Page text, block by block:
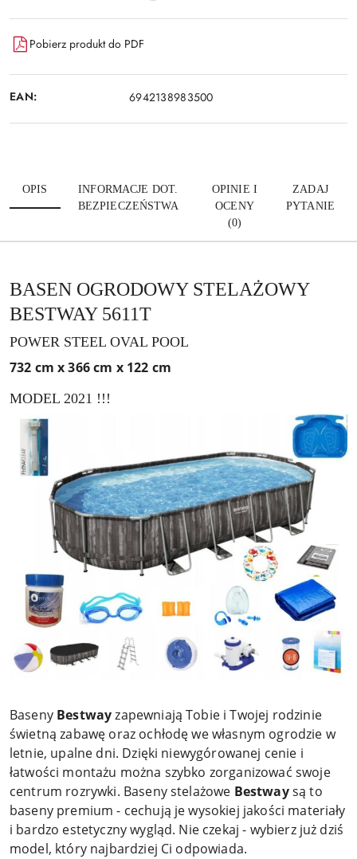
Pobierz produkt do PDF
EAN: 6942138983500
OPIS
INFORMACJE DOT.
BEZPIECZEŃSTWA
OPINIE I
OCENY
(0)
ZADAJ
PYTANIE
BASEN OGRODOWY STELAŻOWY
BESTWAY 5611T
POWER STEEL OVAL POOL
732 cm x 366 cm x 122 cm
MODEL 2021 !!!
Baseny Bestwayzapewniają Tobie i Twojej rodzinie
świetną zabawę oraz ochłodę we własnym ogrodzie w
letnie, upalne dni. Dzięki niewygórowanej cenie i
łatwości montażu można szybko zorganizować swoje
centrum rozrywki. Baseny stelażowe Bestwaysą to
baseny premium - cechują je wysokiej jakości materiały
i bardzo estetyczny wygląd. Nie czekaj - wybierz już dziś
model, który najbardziej Ci odpowiada.